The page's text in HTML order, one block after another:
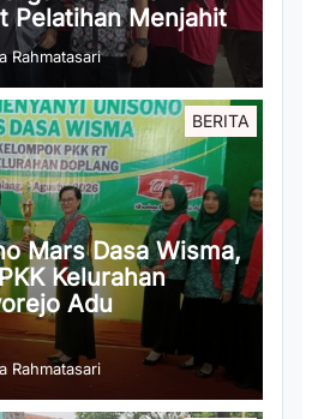
Pelatihan Menjahit
Rahmatasari
BERITA
Mars Dasa Wisma,
Kelurahan
Adu
Rahmatasari